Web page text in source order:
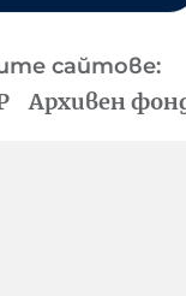
сайтове:
Архивен